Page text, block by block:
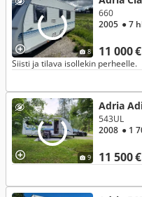
8 11 000 €
660
2005 ● 7
Siisti ja tilava isollekin perheelle.
9
Adria
11 500 €
543UL
2008 ● 1